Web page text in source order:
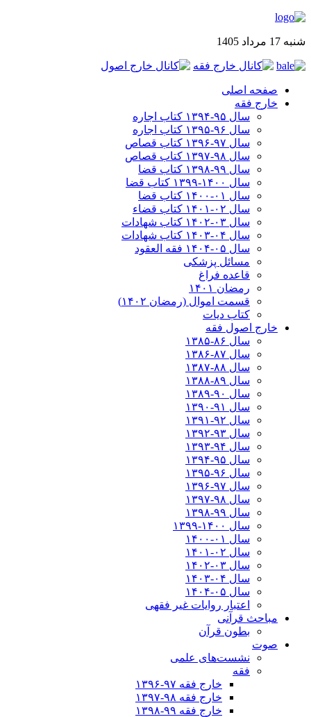
شنبه 17 مرداد 1405
صفحه اصلی
خارج فقه
سال ۹۵-۱۳۹۴ کتاب اجاره
سال ۹۶-۱۳۹۵ کتاب اجاره
سال ۹۷-۱۳۹۶ کتاب قصاص
سال ۹۸-۱۳۹۷ کتاب قصاص
سال ۹۹-۱۳۹۸‍ کتاب قضا
سال ۱۴۰۰-۱۳۹۹ کتاب قضا
سال ۰۱-۱۴۰۰ کتاب قضا
سال ۰۲-۱۴۰۱ کتاب قضاء
سال ۰۳-۱۴۰۲ کتاب شهادات
سال ۰۴-۱۴۰۳ کتاب شهادات
سال ۰۵-۱۴۰۴ فقه العقود
مسائل پزشکی
قاعده فراغ
رمضان ۱۴۰۱
قسمت اموال (رمضان ۱۴۰۲)
کتاب دیات
خارج اصول فقه
سال ۸۶-۱۳۸۵
سال ۸۷-۱۳۸۶
سال ۸۸-۱۳۸۷
سال ۸۹-۱۳۸۸
سال ۹۰-۱۳۸۹
سال ۹۱-۱۳۹۰
سال ۹۲-۱۳۹۱
سال ۹۳-۱۳۹۲
سال ۹۴-۱۳۹۳
سال ۹۵-۱۳۹۴
سال ۹۶-۱۳۹۵
سال ۹۷-۱۳۹۶
سال ۹۸-۱۳۹۷
سال ۹۹-۱۳۹۸‍
سال ۱۴۰۰-۱۳۹۹
سال ۰۱-۱۴۰۰
سال ۰۲-۱۴۰۱
سال ۰۳-۱۴۰۲
سال ۰۴-۱۴۰۳
سال ۰۵-۱۴۰۴
اعتبار روایات غیر فقهی
مباحث قرآنی
بطون قرآن
صوت
نشست‌های علمی
فقه
خارج فقه ۹۷-۱۳۹۶
خارج فقه ۹۸-۱۳۹۷
خارج فقه ۹۹-۱۳۹۸